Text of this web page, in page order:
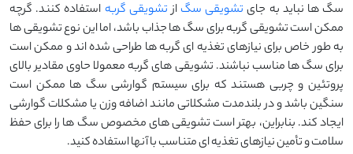
سگ ‌ها نباید به جای تشویقی سگازتشویقی گربه استفاده کنند. گرچه
ممکن است تشویقی گربه برای سگ‌ ها جذاب باشد، اما این نوع تشویقی ‌ها
به ‌طور خاص برای نیازهای تغذیه‌ ای گربه ‌ها طراحی شده ‌اند و ممکن است
برای سگ ‌ها مناسب نباشند. تشویقی ‌های گربه معمولا حاوی مقادیر بالای
پروتئین و چربی هستند که برای سیستم گوارشی سگ ‌ها ممکن است
سنگین باشد و در بلندمدت مشکلاتی مانند اضافه ‌وزن یا مشکلات گوارشی
ایجاد کند. بنابراین، بهتر است تشویقی‌ های مخصوص سگ ‌ها را برای حفظ
سلامت و تأمین نیازهای تغذیه ‌ای متناسب با آنها استفاده کنید.